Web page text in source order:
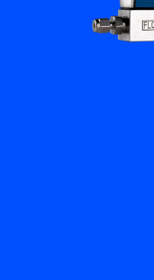
Kontakt aufnehmen